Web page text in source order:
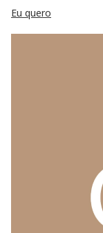
Eu quero